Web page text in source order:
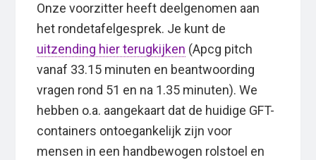
Onze voorzitter heeft deelgenomen aan
het rondetafelgesprek. Je kunt de
uitzending hier terugkijken (Apcg pitch
vanaf 33.15 minuten en beantwoording
vragen rond 51 en na 1.35 minuten). We
hebben o.a. aangekaart dat de huidige GFT-
containers ontoegankelijk zijn voor
mensen in een handbewogen rolstoel en